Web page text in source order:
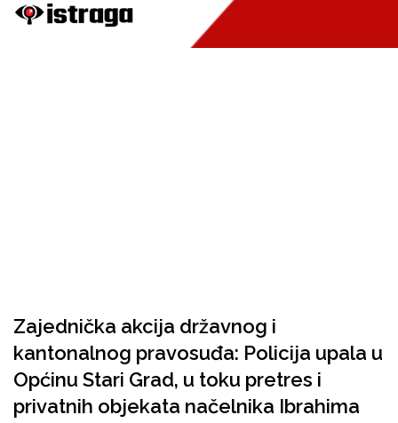
Zajednička akcija državnog i
kantonalnog pravosuđa: Policija upala u
Općinu Stari Grad, u toku pretres i
privatnih objekata načelnika Ibrahima